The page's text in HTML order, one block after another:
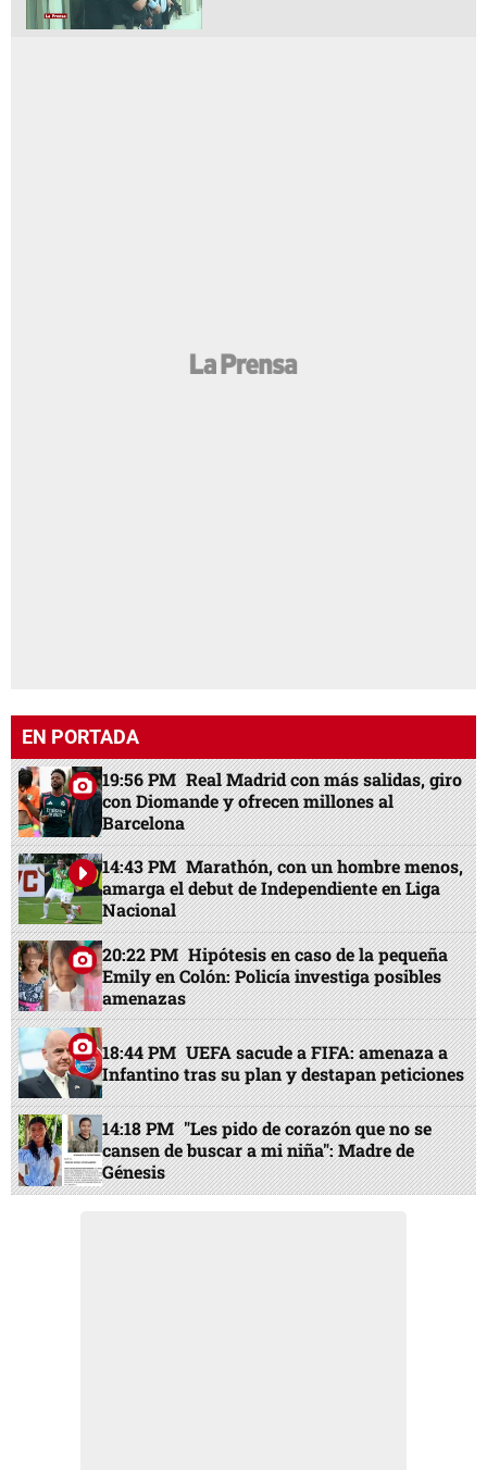
EN PORTADA
19:56 PM Real Madrid con más salidas, giro
con Diomande y ofrecen millones al
Barcelona
14:43 PM Marathón, con un hombre menos,
amarga el debut de Independiente en Liga
Nacional
20:22 PM Hipótesis en caso de la pequeña
Emily en Colón: Policía investiga posibles
amenazas
18:44 PM UEFA sacude a FIFA: amenaza a
Infantino tras su plan y destapan peticiones
14:18 PM "Les pido de corazón que no se
cansen de buscar a mi niña": Madre de
Génesis